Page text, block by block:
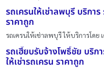
รถเครนให้เช่าลพบุรี บริกา
ราคาถูก
รถเครนให้เช่าลพบุรี ให้บริการโดย
รถเฮี๊ยบรับจ้างโพธิ์ชัย บริก
ให้เช่ารถเครน ราคาถูก